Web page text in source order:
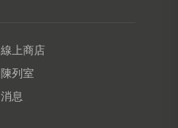
線上商店
陳列室
消息